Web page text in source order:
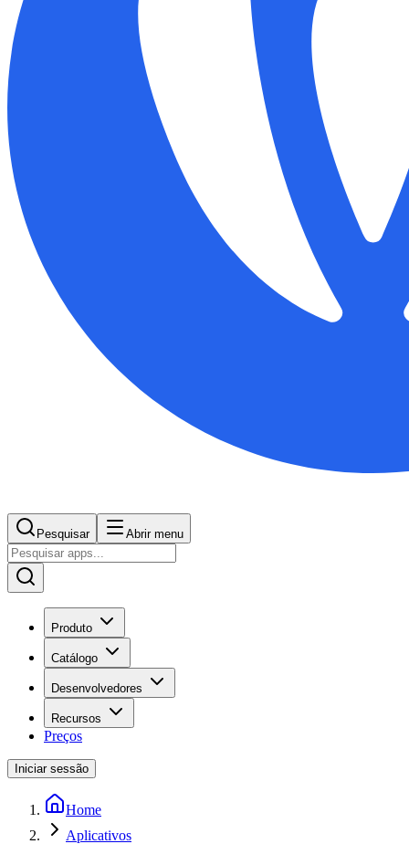
Pesquisar Abrir menu
Produto
Catálogo
Desenvolvedores
Recursos
Preços
Iniciar sessão
Home
Aplicativos